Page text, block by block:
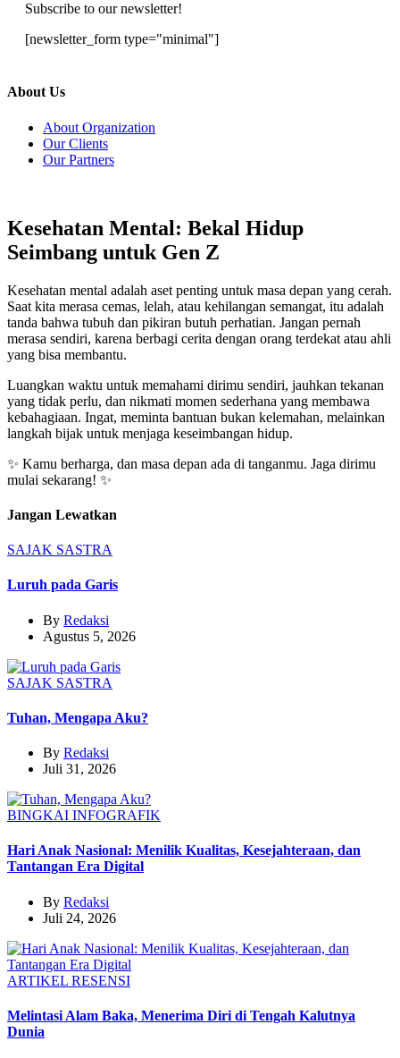
Subscribe to our newsletter!
[newsletter_form type="minimal"]
About Us
About Organization
Our Clients
Our Partners
Kesehatan Mental: Bekal Hidup
Seimbang untuk Gen Z
Kesehatan mental adalah aset penting untuk masa depan yang cerah.
Saat kita merasa cemas, lelah, atau kehilangan semangat, itu adalah
tanda bahwa tubuh dan pikiran butuh perhatian. Jangan pernah
merasa sendiri, karena berbagi cerita dengan orang terdekat atau ahli
yang bisa membantu.
Luangkan waktu untuk memahami dirimu sendiri, jauhkan tekanan
yang tidak perlu, dan nikmati momen sederhana yang membawa
kebahagiaan. Ingat, meminta bantuan bukan kelemahan, melainkan
langkah bijak untuk menjaga keseimbangan hidup.
✨ Kamu berharga, dan masa depan ada di tanganmu. Jaga dirimu
mulai sekarang! ✨
Jangan Lewatkan
SAJAK SASTRA
Luruh pada Garis
By Redaksi
Agustus 5, 2026
SAJAK SASTRA
Tuhan, Mengapa Aku?
By Redaksi
Juli 31, 2026
BINGKAI INFOGRAFIK
Hari Anak Nasional: Menilik Kualitas, Kesejahteraan, dan
Tantangan Era Digital
By Redaksi
Juli 24, 2026
ARTIKEL RESENSI
Melintasi Alam Baka, Menerima Diri di Tengah Kalutnya
Dunia